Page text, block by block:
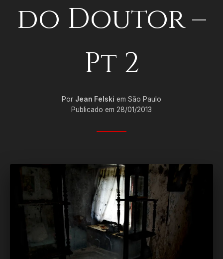
do Doutor –
Pt 2
Por Jean Felski em São Paulo
Publicado em 28/01/2013